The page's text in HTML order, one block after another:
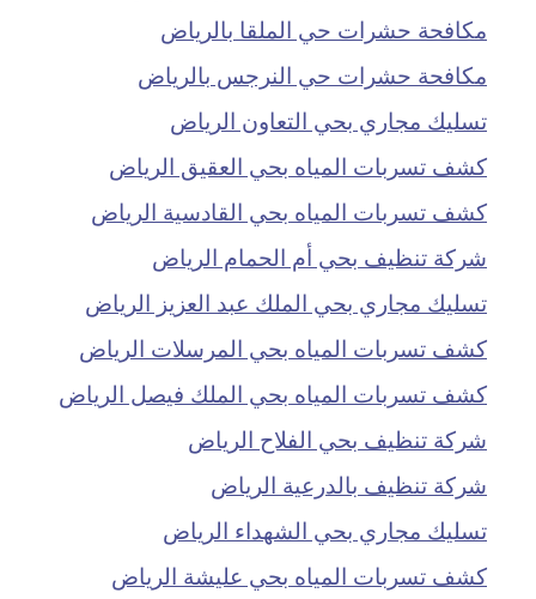
مكافحة حشرات حي الملقا بالرياض
مكافحة حشرات حي النرجس بالرياض
تسليك مجاري بحي التعاون الرياض
كشف تسربات المياه بحي العقيق الرياض
كشف تسربات المياه بحي القادسية الرياض
شركة تنظيف بحي أم الحمام الرياض
تسليك مجاري بحي الملك عبد العزيز الرياض
كشف تسربات المياه بحي المرسلات الرياض
كشف تسربات المياه بحي الملك فيصل الرياض
شركة تنظيف بحي الفلاح الرياض
شركة تنظيف بالدرعية الرياض
تسليك مجاري بحي الشهداء الرياض
كشف تسربات المياه بحي عليشة الرياض